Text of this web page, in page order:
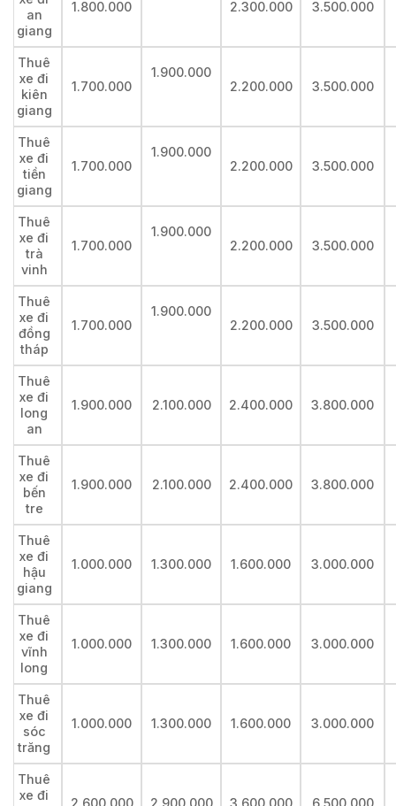
an
giang
1.800.000
2.300.000
3.500.000
Thuê
xe đi
kiên
giang
1.700.000
1.900.000
2.200.000
3.500.000
Thuê
xe đi
tiền
giang
1.700.000
1.900.000
2.200.000
3.500.000
Thuê
xe đi
trà
vinh
1.700.000
1.900.000
2.200.000
3.500.000
Thuê
xe đi
đồng
tháp
1.700.000
1.900.000
2.200.000
3.500.000
Thuê
xe đi
long
an
1.900.000 2.100.000 2.400.000 3.800.000
Thuê
xe đi
bến
tre
1.900.000 2.100.000 2.400.000 3.800.000
Thuê
xe đi
hậu
giang
1.000.000 1.300.000 1.600.000 3.000.000
Thuê
xe đi
vĩnh
long
1.000.000 1.300.000 1.600.000 3.000.000
Thuê
xe đi
sóc
trăng
1.000.000 1.300.000 1.600.000 3.000.000
Thuê
xe đi